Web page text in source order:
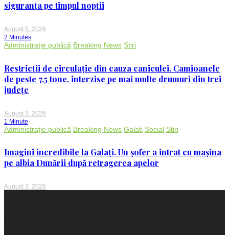
siguranța pe timpul nopții
August 5, 2026
2 Minutes
Administrație publică Breaking News Stiri
Restricții de circulație din cauza caniculei. Camioanele
de peste 7,5 tone, interzise pe mai multe drumuri din trei
județe
August 3, 2026
1 Minute
Administrație publică Breaking News Galati Social Stiri
Imagini incredibile la Galați. Un șofer a intrat cu mașina
pe albia Dunării după retragerea apelor
August 3, 2026